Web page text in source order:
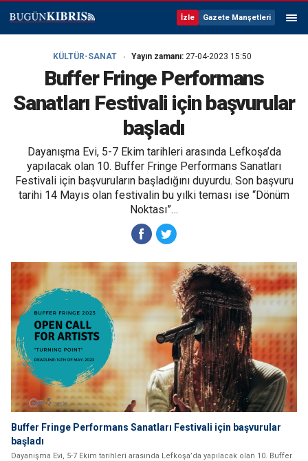
İzle Gazete Manşetleri
KÜLTÜR-SANAT Yayın zamanı: 27-04-2023 15:50
Buffer Fringe Performans
Sanatları Festivali için başvurular
başladı
Dayanışma Evi, 5-7 Ekim tarihleri arasında Lefkoşa’da
yapılacak olan 10. Buffer Fringe Performans Sanatları
Festivali için başvuruların başladığını duyurdu. Son başvuru
tarihi 14 Mayıs olan festivalin bu yılki teması ise “Dönüm
Noktası”…
Buffer Fringe Performans Sanatları Festivali için başvurular
başladı
Dayanışma Evi, 5-7 Ekim tarihleri arasında Lefkoşa’da yapılacak olan 10. Buffer